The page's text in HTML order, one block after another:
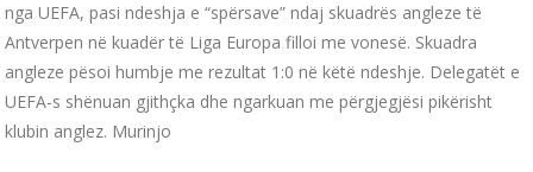
nga UEFA, pasi ndeshja e “spërsave” ndaj skuadrës angleze të
Antverpen në kuadër të Liga Europa filloi me vonesë. Skuadra
angleze pësoi humbje me rezultat 1:0 në këtë ndeshje. Delegatët e
UEFA-s shënuan gjithçka dhe ngarkuan me përgjegjësi pikërisht
klubin anglez. Murinjo